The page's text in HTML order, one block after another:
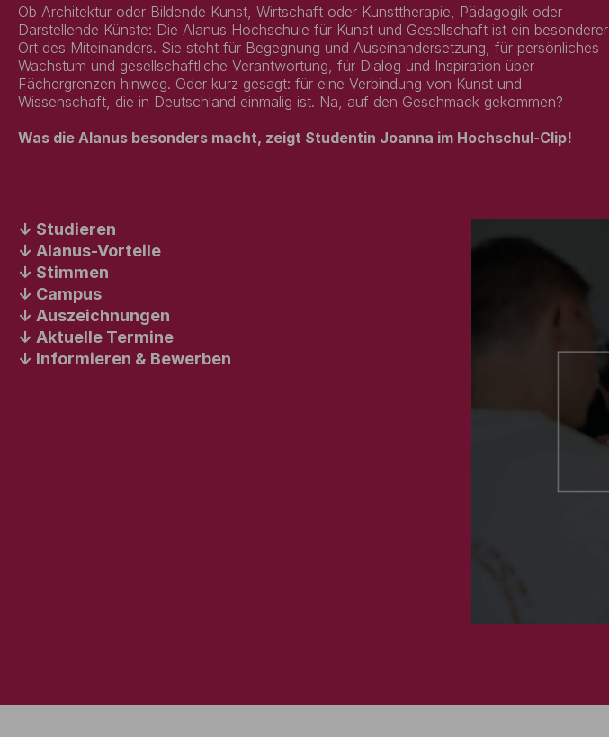
Ob Architektur oder Bildende Kunst, Wirtschaft oder Kunsttherapie, Pädagogik oder
Darstellende Künste: Die Alanus Hochschule für Kunst und Gesellschaft ist ein besonderer
Ort des Miteinanders. Sie steht für Begegnung und Auseinandersetzung, für persönliches
Wachstum und gesellschaftliche Verantwortung, für Dialog und Inspiration über
Fächergrenzen hinweg. Oder kurz gesagt: für eine Verbindung von Kunst und
Wissenschaft, die in Deutschland einmalig ist. Na, auf den Geschmack gekommen?
Was die Alanus besonders macht, zeigt Studentin Joanna im Hochschul-Clip!
Studieren
Alanus-Vorteile
Stimmen
Campus
Auszeichnungen
Aktuelle Termine
Informieren & Bewerben